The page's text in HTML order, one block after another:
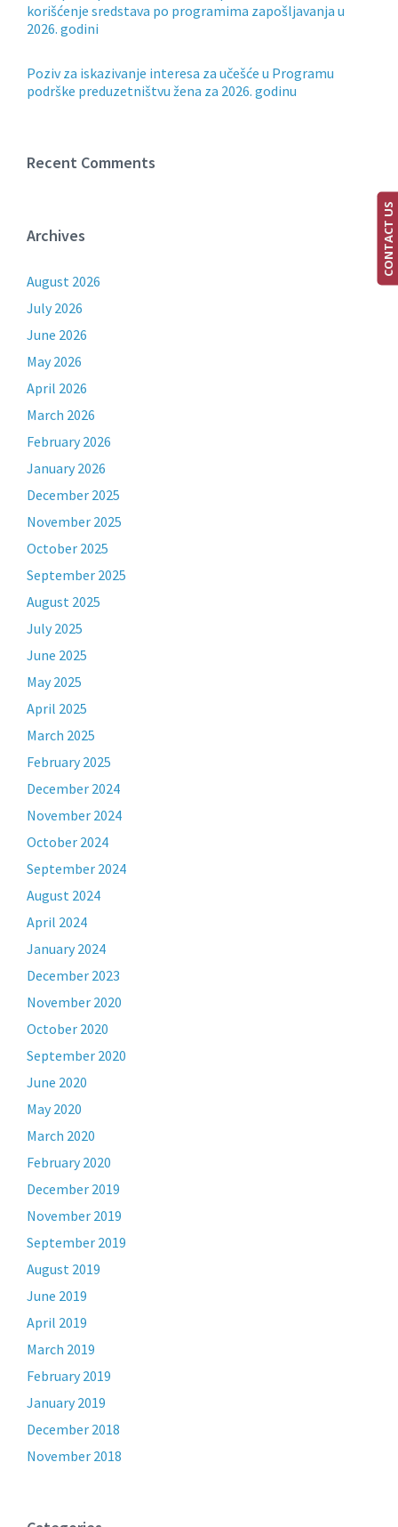
korišćenje sredstava po programima zapošljavanja u
2026. godini
Poziv za iskazivanje interesa za učešće u Programu
podrške preduzetništvu žena za 2026. godinu
Recent Comments
Archives
August 2026
July 2026
June 2026
May 2026
April 2026
March 2026
February 2026
January 2026
December 2025
November 2025
October 2025
September 2025
August 2025
July 2025
June 2025
May 2025
April 2025
March 2025
February 2025
December 2024
November 2024
October 2024
September 2024
August 2024
April 2024
January 2024
December 2023
November 2020
October 2020
September 2020
June 2020
May 2020
March 2020
February 2020
December 2019
November 2019
September 2019
August 2019
June 2019
April 2019
March 2019
February 2019
January 2019
December 2018
November 2018
CONTACT US